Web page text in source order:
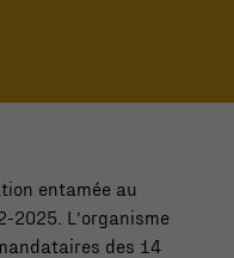
entamée au
2025. L’organisme
des 14